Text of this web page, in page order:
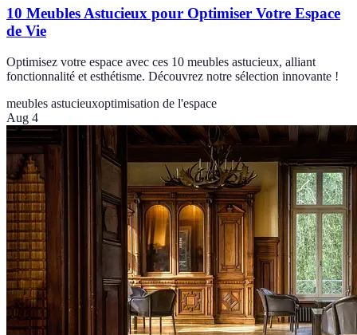
10 Meubles Astucieux pour Optimiser Votre Espace
de Vie
Optimisez votre espace avec ces 10 meubles astucieux, alliant
fonctionnalité et esthétisme. Découvrez notre sélection innovante !
meubles astucieuxoptimisation de l'espace
Aug 4